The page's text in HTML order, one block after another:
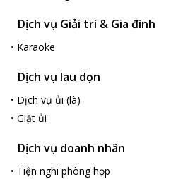
Dịch vụ Giải trí & Gia đình
• Karaoke
Dịch vụ lau dọn
• Dịch vụ ủi (là)
• Giặt ủi
Dịch vụ doanh nhân
• Tiện nghi phòng họp